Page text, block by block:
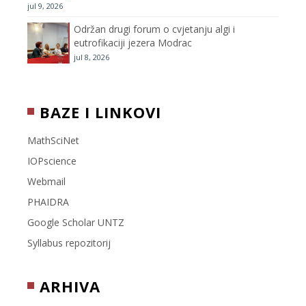
jul 9, 2026
Održan drugi forum o cvjetanju algi i
eutrofikaciji jezera Modrac
jul 8, 2026
BAZE I LINKOVI
MathSciNet
IOPscience
Webmail
PHAIDRA
Google Scholar UNTZ
Syllabus repozitorij
ARHIVA